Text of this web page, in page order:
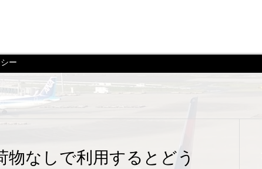
ー
なしで利用するとどう